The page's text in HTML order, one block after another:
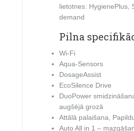
lietotnes: HygienePlus,
demand
Pilna
Wi-Fi
Aqua-Sensors
DosageAssist
EcoSilence Drive
DuoPower
augšējā grozā
Attālā palaišana,
Auto All in 1 –